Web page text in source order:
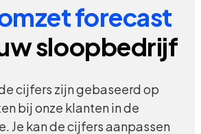
forecast
sloopbedrijf
cijfers zijn gebaseerd op
bij onze klanten in de
Je kan de cijfers aanpassen